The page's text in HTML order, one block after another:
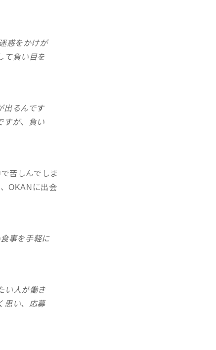
惑をかけが
て負い目を
出るんです
すが、負い
苦しんでしま
OKANに出会
事を手軽に
い人が働き
思い、応募